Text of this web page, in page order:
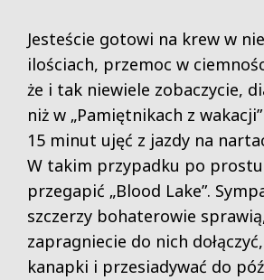
Jesteście gotowi na krew w
ilościach, przemoc w
że i tak niewiele zobaczycie,
niż w „Pamiętnikach z
15 minut ujęć z jazdy na
W takim przypadku po prostu
przegapić „Blood Lake”.
szczerzy bohaterowie
zapragniecie do nich
kanapki i przesiadywać do